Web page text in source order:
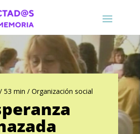
53 min / Organización social